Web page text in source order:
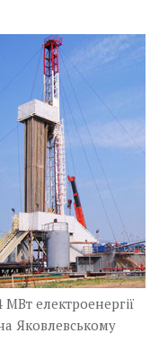
електроенергії
Яковлевському